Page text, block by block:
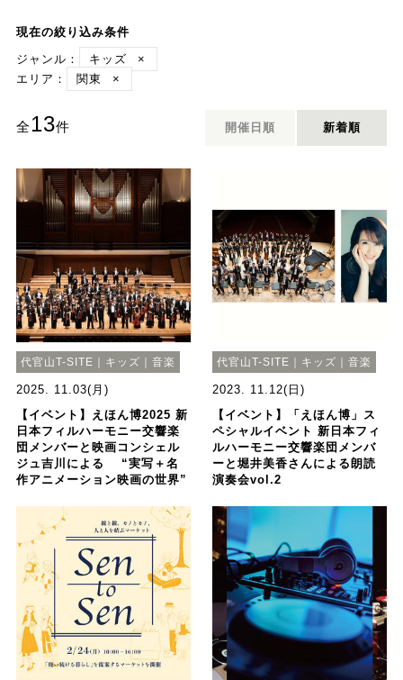
現在の絞り込み条件
ジャンル：
キッズ
×
エリア：
関東 ×
全13件 開催日順 新着順
代官山T-SITE｜キッズ｜音楽
2025. 11.03(月)
【イベント】えほん博2025 新
日本フィルハーモニー交響楽
団メンバーと映画コンシェル
ジュ吉川による “実写＋名
作アニメーション映画の世界”
代官山T-SITE｜キッズ｜音楽
2023. 11.12(日)
【イベント】「えほん博」ス
ペシャルイベント 新日本フィ
ルハーモニー交響楽団メンバ
ーと堀井美香さんによる朗読
演奏会vol.2